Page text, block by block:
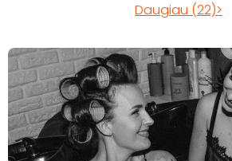
Daugiau (22)>